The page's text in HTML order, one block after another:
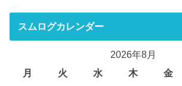
スムログカレンダー
2026年8月
月
火 水 木 金